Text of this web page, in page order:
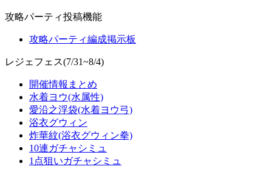
攻略パーティ投稿機能
攻略パーティ編成掲示板
レジェフェス(7/31~8/4)
開催情報まとめ
水着ヨウ(水属性)
愛沿之浮袋(水着ヨウ弓)
浴衣グウィン
炸華紋(浴衣グウィン拳)
10連ガチャシミュ
1点狙いガチャシミュ